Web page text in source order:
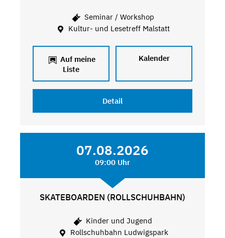
Seminar / Workshop
Kultur- und Lesetreff Malstatt
Auf meine
Liste
Kalender
Detail
07.08.2026
09:00 Uhr
SKATEBOARDEN (ROLLSCHUHBAHN)
Kinder und Jugend
Rollschuhbahn Ludwigspark